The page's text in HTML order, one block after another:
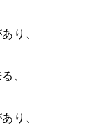
り、
、
り、